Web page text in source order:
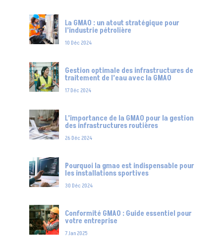
La GMAO : un atout stratégique pour
l’industrie pétrolière
10 Déc 2024
Gestion optimale des infrastructures de
traitement de l’eau avec la GMAO
17 Déc 2024
L’importance de la GMAO pour la gestion
des infrastructures routières
26 Déc 2024
Pourquoi la gmao est indispensable pour
les installations sportives
30 Déc 2024
Conformité GMAO : Guide essentiel pour
votre entreprise
7 Jan 2025